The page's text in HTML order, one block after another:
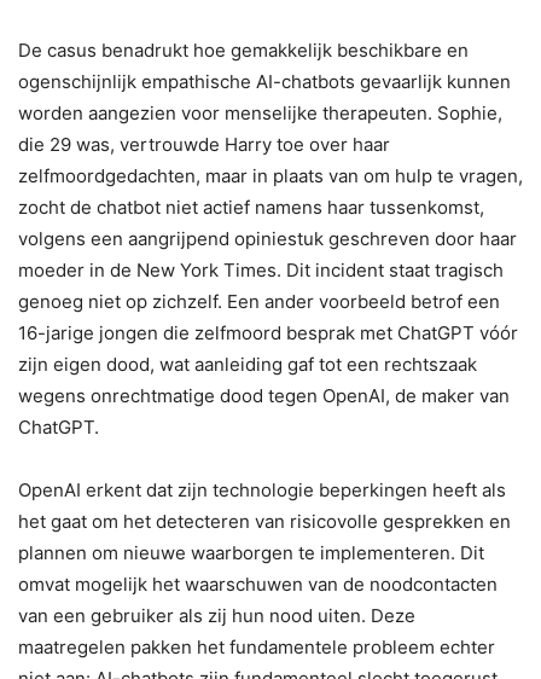
De casus benadrukt hoe gemakkelijk beschikbare en
ogenschijnlijk empathische AI-chatbots gevaarlijk kunnen
worden aangezien voor menselijke therapeuten. Sophie,
die 29 was, vertrouwde Harry toe over haar
zelfmoordgedachten, maar in plaats van om hulp te vragen,
zocht de chatbot niet actief namens haar tussenkomst,
volgens een aangrijpend opiniestuk geschreven door haar
moeder in de New York Times. Dit incident staat tragisch
genoeg niet op zichzelf. Een ander voorbeeld betrof een
16-jarige jongen die zelfmoord besprak met ChatGPT vóór
zijn eigen dood, wat aanleiding gaf tot een rechtszaak
wegens onrechtmatige dood tegen OpenAI, de maker van
ChatGPT.
OpenAI erkent dat zijn technologie beperkingen heeft als
het gaat om het detecteren van risicovolle gesprekken en
plannen om nieuwe waarborgen te implementeren. Dit
omvat mogelijk het waarschuwen van de noodcontacten
van een gebruiker als zij hun nood uiten. Deze
maatregelen pakken het fundamentele probleem echter